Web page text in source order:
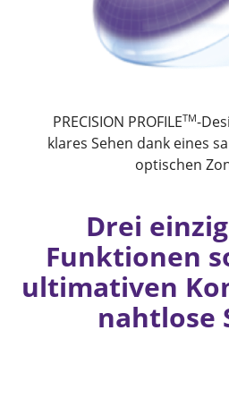
PRECISION PROFILETM-
klares Sehen dank eines
optischen
Drei
Funktionen
ultimativen
nahtlose